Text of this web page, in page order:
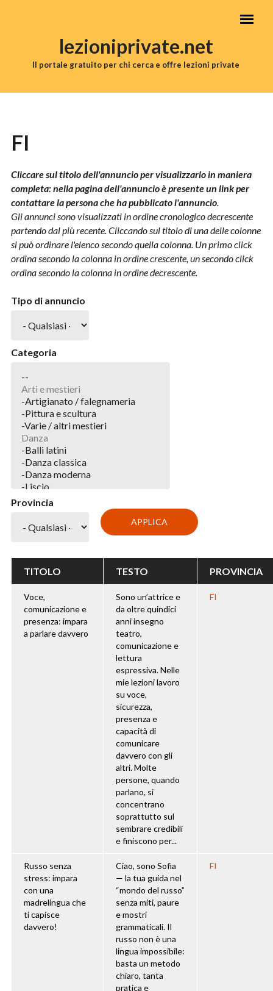
lezioniprivate.net
Il portale gratuito per chi cerca e offre lezioni private
MENU PRINCIPALE
FI
Cliccare sul titolo dell'annuncio per visualizzarlo in maniera
completa: nella pagina dell'annuncio è presente un link per
contattare la persona che ha pubblicato l'annuncio.
Gli annunci sono visualizzati in ordine cronologico decrescente
partendo dal più recente. Cliccando sul titolo di una delle colonne
si può ordinare l'elenco secondo quella colonna. Un primo click
ordina secondo la colonna in ordine crescente, un secondo click
ordina secondo la colonna in ordine decrescente.
Tipo di annuncio
Categoria
Provincia
TITOLO TESTO PROVINCIA
Voce,
comunicazione e
presenza: impara
a parlare davvero
Sono un’attrice e
da oltre quindici
anni insegno
teatro,
comunicazione e
lettura
espressiva. Nelle
mie lezioni lavoro
su voce,
sicurezza,
presenza e
capacità di
comunicare
davvero con gli
altri. Molte
persone, quando
parlano, si
concentrano
soprattutto sul
sembrare credibili
e finiscono per...
FI
Russo senza
stress: impara
con una
madrelingua che
ti capisce
davvero!
Ciao, sono Sofia
— la tua guida nel
“mondo del russo”
senza miti, paure
e mostri
grammaticali. Il
russo non è una
lingua impossibile:
basta un metodo
chiaro, tanta
pratica e
FI